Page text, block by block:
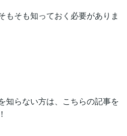
もそも知っておく必要がありま
知らない方は、こちらの記事を